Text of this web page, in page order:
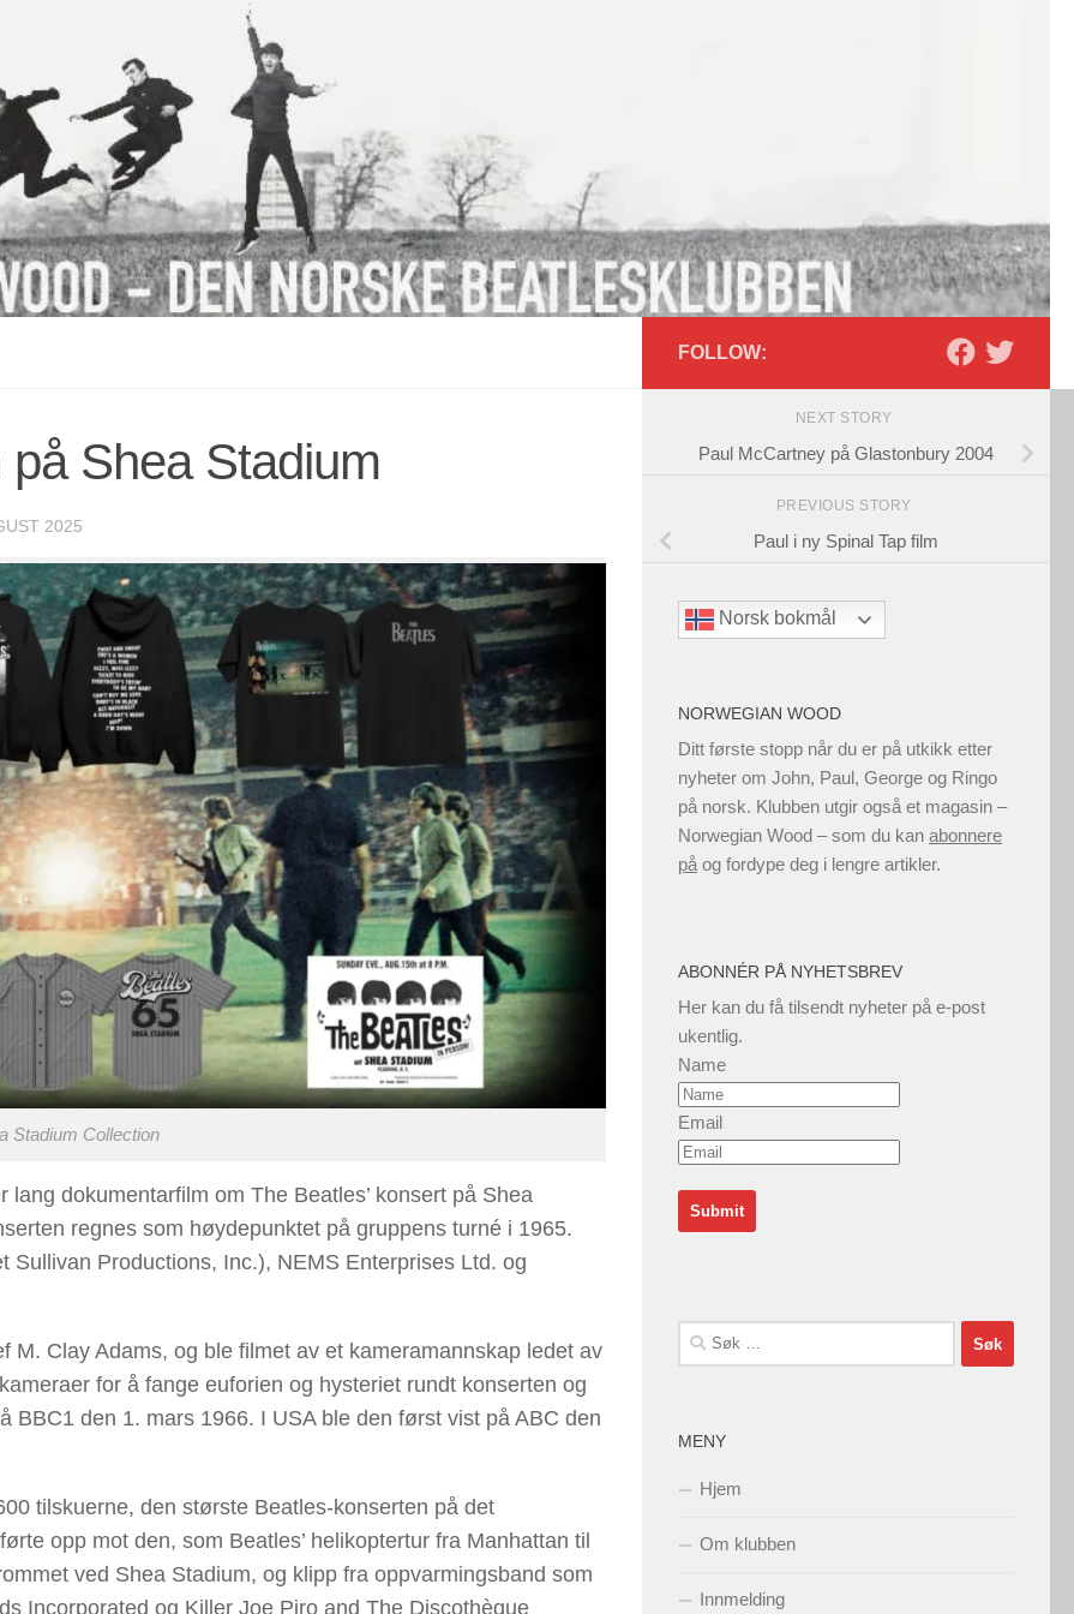
Shea Stadium
2025
Stadium Collection
lang dokumentarfilm om The Beatles’ konsert på Shea
regnes som høydepunktet på gruppens turné i 1965.
Productions, Inc.), NEMS Enterprises Ltd. og
M. Clay Adams, og ble filmet av et kameramannskap ledet av
for å fange euforien og hysteriet rundt konserten og
BBC1 den 1. mars 1966. I USA ble den først vist på ABC den
tilskuerne, den største Beatles-konserten på det
opp mot den, som Beatles’ helikoptertur fra Manhattan til
ved Shea Stadium, og klipp fra oppvarmingsband som
Incorporated og Killer Joe Piro and The Discothèque
FOLLOW:
NEXT STORY
Paul McCartney på Glastonbury 2004
PREVIOUS STORY
Paul i ny Spinal Tap film
Norsk bokmål
NORWEGIAN WOOD
Ditt første stopp når du er på utkikk etter
nyheter om John, Paul, George og Ringo
på norsk. Klubben utgir også et magasin –
Norwegian Wood – som du kan abonnere
på og fordype deg i lengre artikler.
ABONNÉR PÅ NYHETSBREV
Her kan du få tilsendt nyheter på e-post
ukentlig.
Name
Email
Søk
etter:
MENY
Hjem
Om klubben
Innmelding